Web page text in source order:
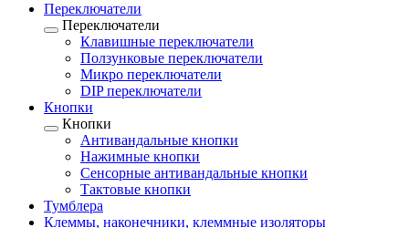
Переключатели
Переключатели
Клавишные переключатели
Ползунковые переключатели
Микро переключатели
DIP переключатели
Кнопки
Кнопки
Антивандальные кнопки
Нажимные кнопки
Сенсорные антивандальные кнопки
Тактовые кнопки
Тумблера
Клеммы, наконечники, клеммные изоляторы